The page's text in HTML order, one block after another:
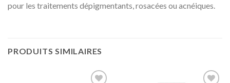
pour les traitements dépigmentants, rosacées ou acnéiques.
PRODUITS SIMILAIRES